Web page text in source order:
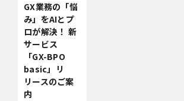
GX業務の「悩
み」をAIとプ
ロが解決！ 新
サービス
「GX-BPO
basic」リ
リースのご案
内